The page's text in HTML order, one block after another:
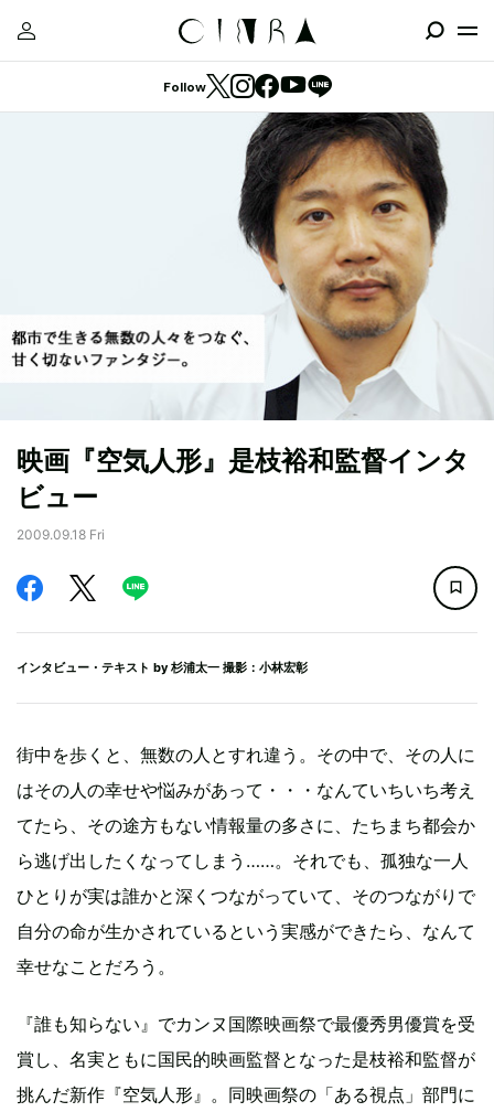
Follow
映画『空気人形』是枝裕和監督インタ
ビュー
2009.09.18 Fri
インタビュー・テキスト by 杉浦太一 撮影：小林宏彰
街中を歩くと、無数の人とすれ違う。その中で、その人に
はその人の幸せや悩みがあって・・・なんていちいち考え
てたら、その途方もない情報量の多さに、たちまち都会か
ら逃げ出したくなってしまう……。それでも、孤独な一人
ひとりが実は誰かと深くつながっていて、そのつながりで
自分の命が生かされているという実感ができたら、なんて
幸せなことだろう。
『誰も知らない』でカンヌ国際映画祭で最優秀男優賞を受
賞し、名実ともに国民的映画監督となった是枝裕和監督が
挑んだ新作『空気人形』。同映画祭の「ある視点」部門に